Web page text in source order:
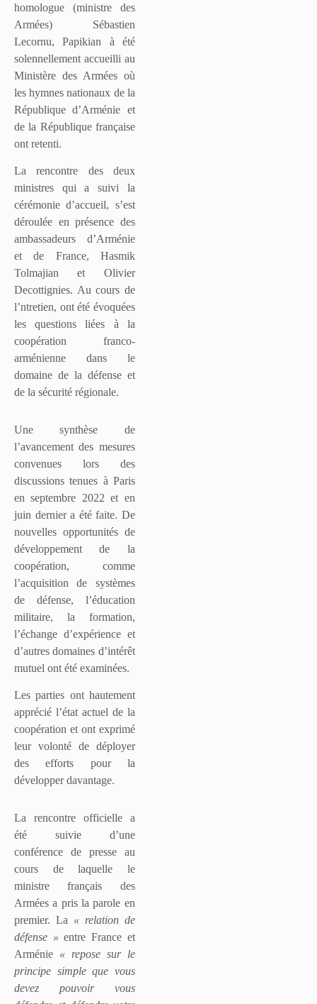
homologue (ministre des
Armées) Sébastien
Lecornu, Papikian à été
solennellement accueilli au
Ministère des Armées où
les hymnes nationaux de la
République d’Arménie et
de la République française
ont retenti.
La rencontre des deux
ministres qui a suivi la
cérémonie d’accueil, s’est
déroulée en présence des
ambassadeurs d’Arménie
et de France, Hasmik
Tolmajian et Olivier
Decottignies. Au cours de
l’ntretien, ont été évoquées
les questions liées à la
coopération franco-
arménienne dans le
domaine de la défense et
de la sécurité régionale.
Une synthèse de
l’avancement des mesures
convenues lors des
discussions tenues à Paris
en septembre 2022 et en
juin dernier a été faite. De
nouvelles opportunités de
développement de la
coopération, comme
l’acquisition de systèmes
de défense, l’éducation
militaire, la formation,
l’échange d’expérience et
d’autres domaines d’intérêt
mutuel ont été examinées.
Les parties ont hautement
apprécié l’état actuel de la
coopération et ont exprimé
leur volonté de déployer
des efforts pour la
développer davantage.
La rencontre officielle a
été suivie d’une
conférence de presse au
cours de laquelle le
ministre français des
Armées a pris la parole en
premier. La « relation de
défense » entre France et
Arménie « repose sur le
principe simple que vous
devez pouvoir vous